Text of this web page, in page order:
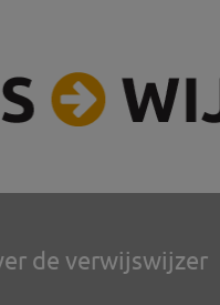
de verwijswijzer